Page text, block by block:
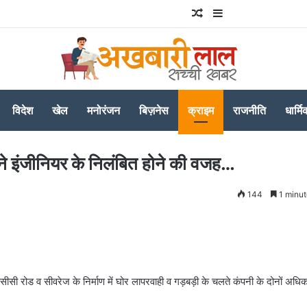
Random Article
Sidebar
विदेश खेल मनोरंजन बिज़नेस क्राइम राजनीति
इंजीनियर के निलंबित होने की वजह…
144 1
रोड व सीवरेज के निर्माण में घोर लापरवाही व गड़बड़ी के चलते कंपनी के दोनों